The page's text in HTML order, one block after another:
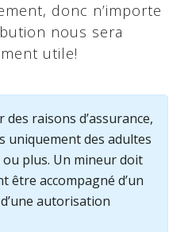
donc n’importe
nous sera
utile!
des raisons d’assurance,
uniquement des adultes
ou plus. Un mineur doit
être accompagné d’un
autorisation